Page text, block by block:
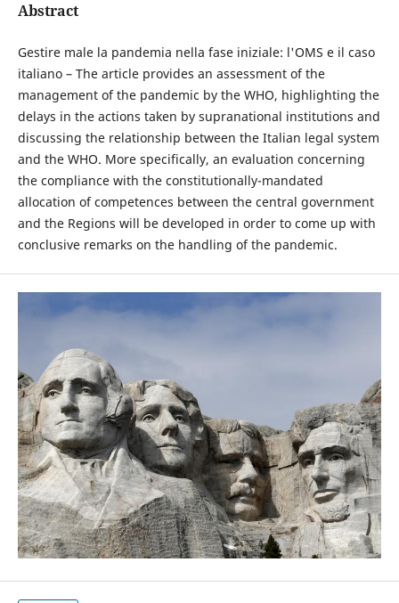
Abstract
Gestire male la pandemia nella fase iniziale: l'OMS e il caso
italiano – The article provides an assessment of the
management of the pandemic by the WHO, highlighting the
delays in the actions taken by supranational institutions and
discussing the relationship between the Italian legal system
and the WHO. More specifically, an evaluation concerning
the compliance with the constitutionally-mandated
allocation of competences between the central government
and the Regions will be developed in order to come up with
conclusive remarks on the handling of the pandemic.